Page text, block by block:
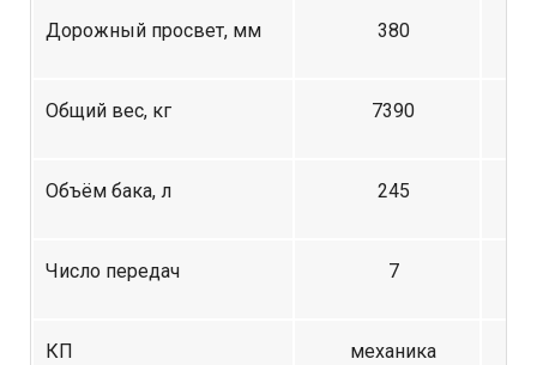
Дорожный просвет, мм 380
Общий вес, кг 7390
Объём бака, л 245
Число передач 7
КП механика